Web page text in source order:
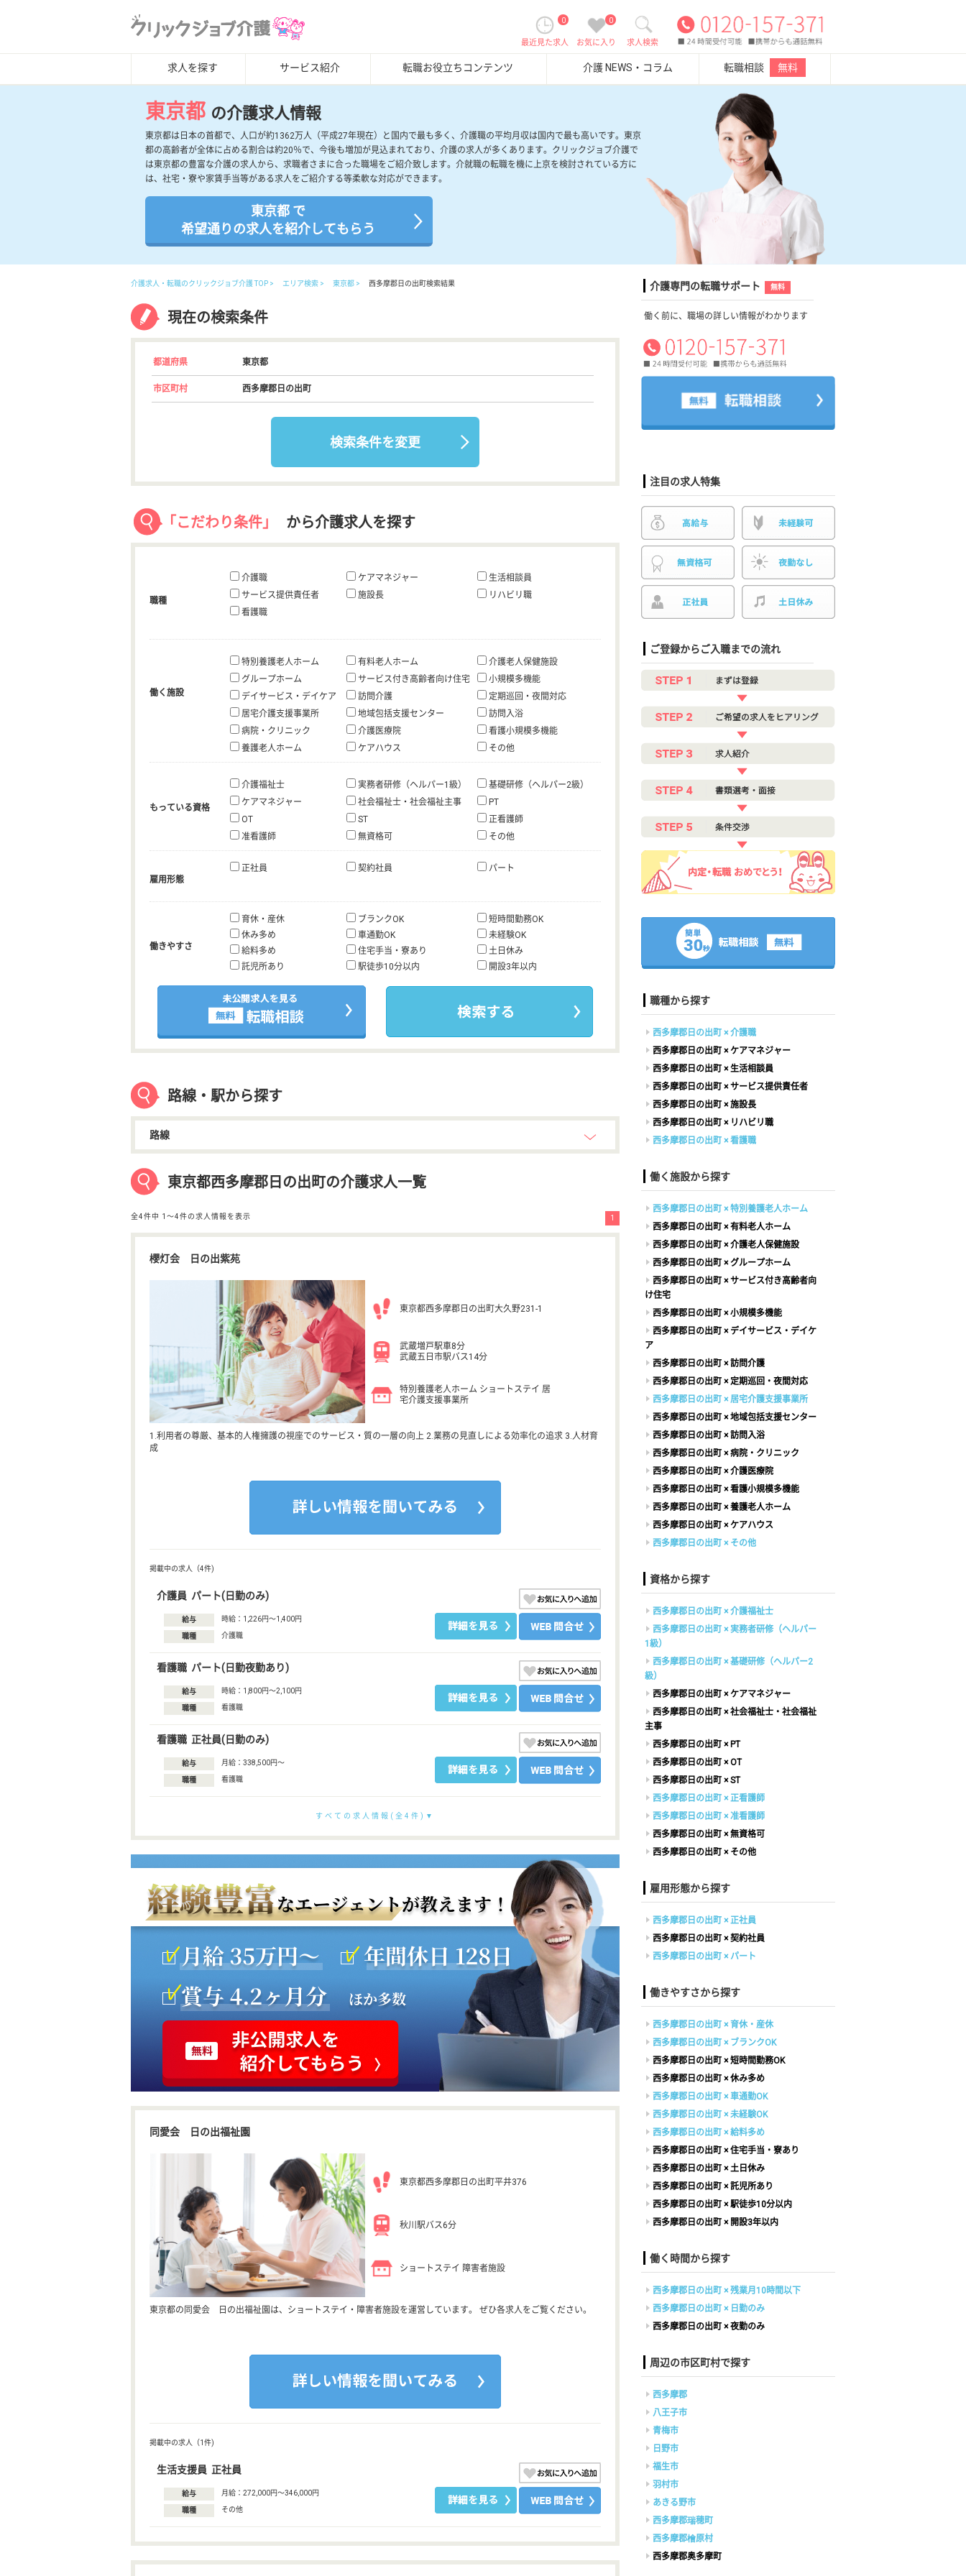
求人検索
0
お気に入り
0
最近見た求人
求人を探す サービス紹介 転職お役立ちコンテンツ 介護 NEWS・コラム 転職相談 無料
東京都 の介護求人情報
東京都は日本の首都で、人口が約1362万人（平成27年現在）と国内で最も多く、介護職の平均月収は国内で最も高いです。東京
都の高齢者が全体に占める割合は約20％で、今後も増加が見込まれており、介護の求人が多くあります。クリックジョブ介護で
は東京都の豊富な介護の求人から、求職者さまに合った職場をご紹介致します。介就職の転職を機に上京を検討されている方に
は、社宅・寮や家賃手当等がある求人をご紹介する等柔軟な対応ができます。
東京都 で
希望通りの求人を紹介してもらう
介護求人・転職のクリックジョブ介護 TOP エリア検索 東京都 西多摩郡日の出町検索結果
現在の検索条件
都道府県 東京都
市区町村 西多摩郡日の出町
検索条件を変更
「こだわり条件」 から介護求人を探す
職種
介護職 ケアマネジャー
生活相談員
サービス提供責任者
施設長
リハビリ職
看護職
働く施設
特別養護老人ホーム 有料老人ホーム
介護老人保健施設
グループホーム
サービス付き高齢者向け住宅
小規模多機能
デイサービス・デイケア
訪問介護
定期巡回・夜間対応
居宅介護支援事業所
地域包括支援センター
訪問入浴
病院・クリニック
介護医療院
看護小規模多機能
養護老人ホーム
ケアハウス その他
もっている資格
介護福祉士 実務者研修（ヘルパー1級）
基礎研修（ヘルパー2級）
ケアマネジャー
社会福祉士・社会福祉主事
PT
OT
ST
正看護師
准看護師
無資格可 その他
雇用形態
正社員 契約社員 パート
働きやすさ
育休・産休 ブランクOK
短時間勤務OK
休み多め
車通勤OK
未経験OK
給料多め
住宅手当・寮あり
土日休み
託児所あり
駅徒歩10分以内 開設3年以内
路線・駅から探す
路線
東京都西多摩郡日の出町の介護求人一覧
全4件中 1〜4件の求人情報を表示 1
櫻灯会 日の出紫苑
東京都西多摩郡日の出町大久野231-1
武蔵増戸駅車8分
武蔵五日市駅バス14分
特別養護老人ホーム ショートステイ 居
宅介護支援事業所
1.利用者の尊厳、基本的人権擁護の視座でのサービス・質の一層の向上 2.業務の見直しによる効率化の追求 3.人材育
成
掲載中の求人（4件)
介護員 パート(日勤のみ)
給与 時給：1,226円〜1,400円
職種 介護職
看護職 パート(日勤夜勤あり)
給与 時給：1,800円〜2,100円
職種 看護職
看護職 正社員(日勤のみ)
給与 月給：338,500円〜
職種 看護職
すべての求人情報(全4件)
同愛会 日の出福祉園
東京都西多摩郡日の出町平井376
秋川駅バス6分
ショートステイ 障害者施設
東京都の同愛会 日の出福祉園は、ショートステイ・障害者施設を運営しています。 ぜひ各求人をご覧ください。
掲載中の求人（1件)
生活支援員 正社員
給与 月給：272,000円〜346,000円
職種 その他
介護専門の転職サポート 無料
働く前に、職場の詳しい情報がわかります
注目の求人特集
ご登録からご入職までの流れ
職種から探す
西多摩郡日の出町 × 介護職
西多摩郡日の出町 × ケアマネジャー
西多摩郡日の出町 × 生活相談員
西多摩郡日の出町 × サービス提供責任者
西多摩郡日の出町 × 施設長
西多摩郡日の出町 × リハビリ職
西多摩郡日の出町 × 看護職
働く施設から探す
西多摩郡日の出町 × 特別養護老人ホーム
西多摩郡日の出町 × 有料老人ホーム
西多摩郡日の出町 × 介護老人保健施設
西多摩郡日の出町 × グループホーム
西多摩郡日の出町 × サービス付き高齢者向
け住宅
西多摩郡日の出町 × 小規模多機能
西多摩郡日の出町 × デイサービス・デイケ
ア
西多摩郡日の出町 × 訪問介護
西多摩郡日の出町 × 定期巡回・夜間対応
西多摩郡日の出町 × 居宅介護支援事業所
西多摩郡日の出町 × 地域包括支援センター
西多摩郡日の出町 × 訪問入浴
西多摩郡日の出町 × 病院・クリニック
西多摩郡日の出町 × 介護医療院
西多摩郡日の出町 × 看護小規模多機能
西多摩郡日の出町 × 養護老人ホーム
西多摩郡日の出町 × ケアハウス
西多摩郡日の出町 × その他
資格から探す
西多摩郡日の出町 × 介護福祉士
西多摩郡日の出町 × 実務者研修（ヘルパー
1級）
西多摩郡日の出町 × 基礎研修（ヘルパー2
級）
西多摩郡日の出町 × ケアマネジャー
西多摩郡日の出町 × 社会福祉士・社会福祉
主事
西多摩郡日の出町 × PT
西多摩郡日の出町 × OT
西多摩郡日の出町 × ST
西多摩郡日の出町 × 正看護師
西多摩郡日の出町 × 准看護師
西多摩郡日の出町 × 無資格可
西多摩郡日の出町 × その他
雇用形態から探す
西多摩郡日の出町 × 正社員
西多摩郡日の出町 × 契約社員
西多摩郡日の出町 × パート
働きやすさから探す
西多摩郡日の出町 × 育休・産休
西多摩郡日の出町 × ブランクOK
西多摩郡日の出町 × 短時間勤務OK
西多摩郡日の出町 × 休み多め
西多摩郡日の出町 × 車通勤OK
西多摩郡日の出町 × 未経験OK
西多摩郡日の出町 × 給料多め
西多摩郡日の出町 × 住宅手当・寮あり
西多摩郡日の出町 × 土日休み
西多摩郡日の出町 × 託児所あり
西多摩郡日の出町 × 駅徒歩10分以内
西多摩郡日の出町 × 開設3年以内
働く時間から探す
西多摩郡日の出町 × 残業月10時間以下
西多摩郡日の出町 × 日勤のみ
西多摩郡日の出町 × 夜勤のみ
周辺の市区町村で探す
西多摩郡
八王子市
青梅市
日野市
福生市
羽村市
あきる野市
西多摩郡瑞穂町
西多摩郡檜原村
西多摩郡奥多摩町